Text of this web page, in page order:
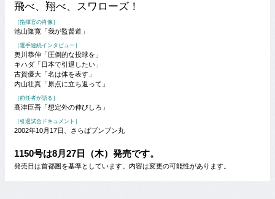
飛べ、翔べ、スワローズ！
［指揮官の肖像］
池山隆寛「我が監督道」
［選手連続インタビュー］
奥川恭伸「圧倒的な投球を」
キハダ「日本で引退したい」
古賀優大「名は体を表す」
内山壮真「原点に立ち返って」
［前任者が語る］
髙津臣吾「想定外の伸びしろ」
［引退試合ドキュメント］
2002年10月17日、さらばブンブン丸
1150号は8月27日（木）発売です。
発売日は首都圏を基準としています。内容は変更の可能性があります。